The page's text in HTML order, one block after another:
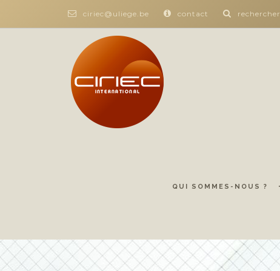
ciriec@uliege.be contact rechercher
QUI SOMMES-NOUS ?